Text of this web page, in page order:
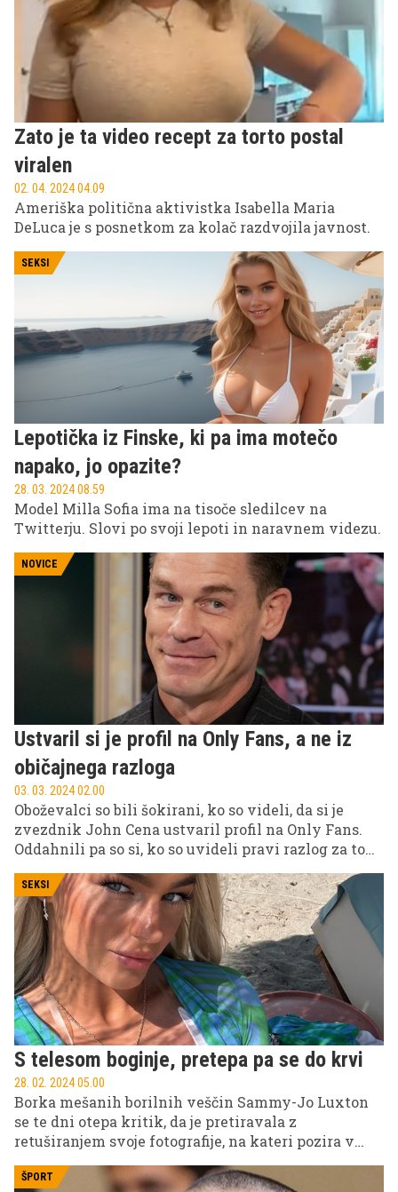
Zato je ta video recept za torto postal
viralen
02. 04. 2024 04.09
Ameriška politična aktivistka Isabella Maria
DeLuca je s posnetkom za kolač razdvojila javnost.
SEKSI
Lepotička iz Finske, ki pa ima motečo
napako, jo opazite?
28. 03. 2024 08.59
Model Milla Sofia ima na tisoče sledilcev na
Twitterju. Slovi po svoji lepoti in naravnem videzu.
NOVICE
Ustvaril si je profil na Only Fans, a ne iz
običajnega razloga
03. 03. 2024 02.00
Oboževalci so bili šokirani, ko so videli, da si je
zvezdnik John Cena ustvaril profil na Only Fans.
Oddahnili pa so si, ko so uvideli pravi razlog za to
potezo.
SEKSI
S telesom boginje, pretepa pa se do krvi
28. 02. 2024 05.00
Borka mešanih borilnih veščin Sammy-Jo Luxton
se te dni otepa kritik, da je pretiravala z
retuširanjem svoje fotografije, na kateri pozira v
kopalkah.
ŠPORT